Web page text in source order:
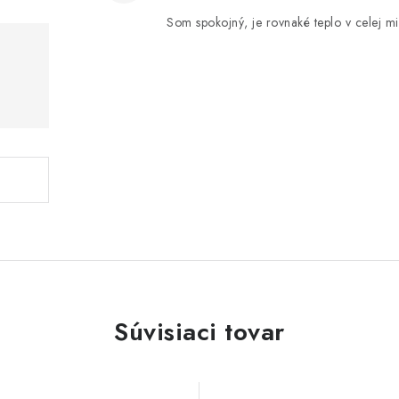
Som spokojný, je rovnaké teplo v celej
Súvisiaci tovar